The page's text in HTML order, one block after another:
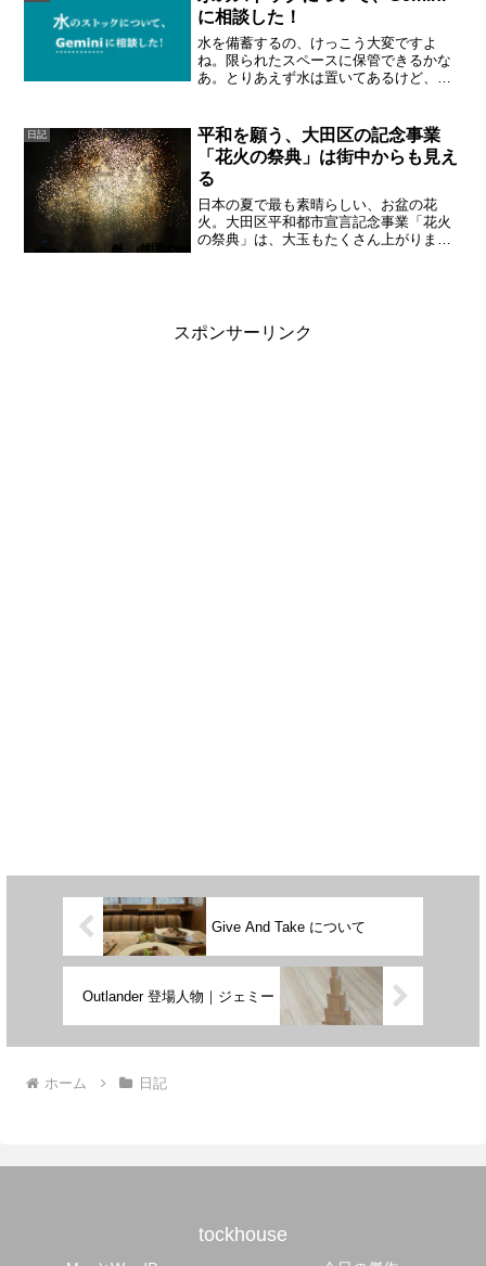
束通りに帰ってくれる夫...
に相談した！
水を備蓄するの、けっこう大変ですよ
ね。限られたスペースに保管できるかな
あ。とりあえず水は置いてあるけど、交
に質問してみました。驚くほど具体的に
スッキリまとめてくれまし...
日記
平和を願う、大田区の記念事業
「花火の祭典」は街中からも見え
る
日本の夏で最も素晴らしい、お盆の花
火。大田区平和都市宣言記念事業「花火
の祭典」は、大玉もたくさん上がりま
スポンサーリンク
Give And Take について
Outlander 登場人物｜ジェミー
ホーム 日記
tockhouse